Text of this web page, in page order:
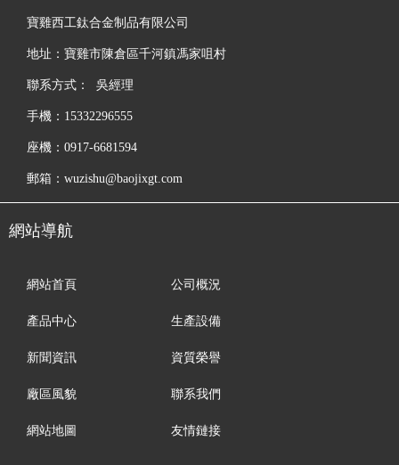
寶雞西工鈦合金制品有限公司
地址：寶雞市陳倉區千河鎮馮家咀村
聯系方式： 吳經理
手機：15332296555
座機：0917-6681594
郵箱：wuzishu@baojixgt.com
網站導航
網站首頁 公司概況
產品中心 生產設備
新聞資訊 資質榮譽
廠區風貌 聯系我們
網站地圖 友情鏈接